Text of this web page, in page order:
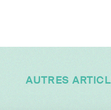
AUTRES